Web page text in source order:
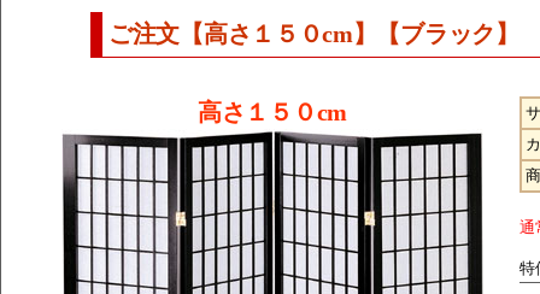
ご注文【高さ１５０cm】【ブラック】
高さ１５０cm
通
特